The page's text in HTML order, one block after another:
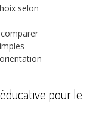
selon
pour le